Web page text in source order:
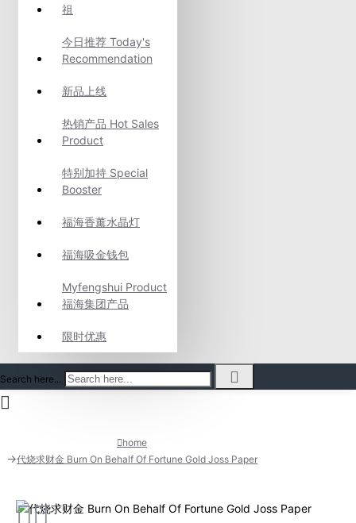
祖
今日推荐 Today's
Recommendation
新品上线
热销产品 Hot Sales
Product
特别加持 Special
Booster
福海香薰水晶灯
福海吸金钱包
Myfengshui Product
福海集团产品
限时优惠
Search here...
home
代烧求财金 Burn On Behalf Of Fortune Gold Joss Paper